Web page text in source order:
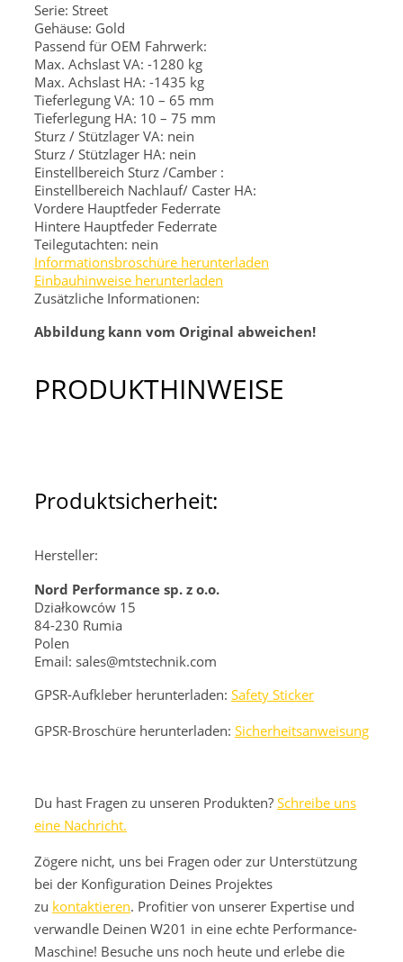
Serie: Street
Gehäuse: Gold
Passend für OEM Fahrwerk:
Max. Achslast VA: -1280 kg
Max. Achslast HA: -1435 kg
Tieferlegung VA: 10 – 65 mm
Tieferlegung HA: 10 – 75 mm
Sturz / Stützlager VA: nein
Sturz / Stützlager HA: nein
Einstellbereich Sturz /Camber :
Einstellbereich Nachlauf/ Caster HA:
Vordere Hauptfeder Federrate
Hintere Hauptfeder Federrate
Teilegutachten: nein
Informationsbroschüre herunterladen
Einbauhinweise herunterladen
Zusätzliche Informationen:
Abbildung kann vom Original abweichen!
PRODUKTHINWEISE
Produktsicherheit:
Hersteller:
Nord Performance sp. z o.o.
Działkowców 15
84-230 Rumia
Polen
Email: sales@mtstechnik.com
GPSR-Aufkleber herunterladen: Safety Sticker
GPSR-Broschüre herunterladen: Sicherheitsanweisung
Du hast Fragen zu unseren Produkten? Schreibe uns
eine Nachricht.
Zögere nicht, uns bei Fragen oder zur Unterstützung
bei der Konfiguration Deines Projektes
zu kontaktieren. Profitier von unserer Expertise und
verwandle Deinen W201 in eine echte Performance-
Maschine! Besuche uns noch heute und erlebe die